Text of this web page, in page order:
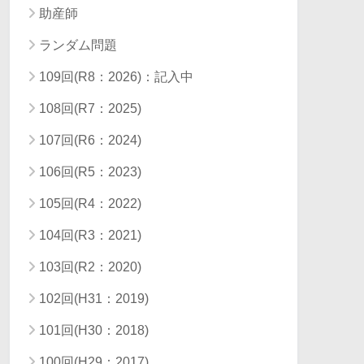
助産師
ランダム問題
109回(R8：2026)：記入中
108回(R7：2025)
107回(R6：2024)
106回(R5：2023)
105回(R4：2022)
104回(R3：2021)
103回(R2：2020)
102回(H31：2019)
101回(H30：2018)